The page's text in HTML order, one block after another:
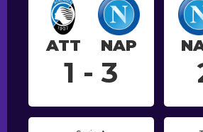
ATT NAP
1 - 3